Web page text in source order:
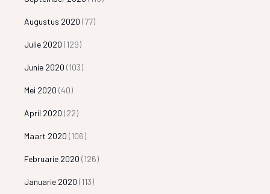
Augustus 2020 (77)
Julie 2020 (129)
Junie 2020 (103)
Mei 2020 (40)
April 2020 (22)
Maart 2020 (106)
Februarie 2020 (126)
Januarie 2020 (113)